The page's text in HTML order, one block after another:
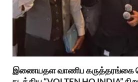
இணையதள வாணிப கருத்தரங்கை